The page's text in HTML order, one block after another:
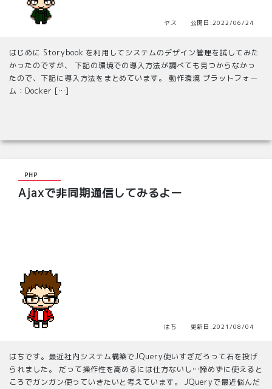
ヤス 公開日:2022/06/24
はじめに Storybook を利用してシステムのデザイン管理を試してみた
かったのですが、 下記の環境での導入方法が調べても見つからなかっ
たので、下記に導入方法をまとめています。 動作環境 プラットフォー
ム：Docker […]
PHP
Ajaxで非同期通信してみるよー
はち 更新日:2021/08/04
はちです。最近社内システム構築でJQuery使いすぎだろって石を投げ
られました。 だって操作性を高めるには仕方ないし…諦めずに使えると
ころでガンガン使っていきたいと考えています。 JQueryで最近悩んだ